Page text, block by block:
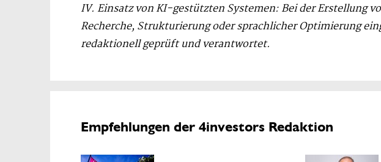
IV. Einsatz von KI-gestützten Systemen: Bei der Erstellung
Recherche, Strukturierung oder sprachlicher Optimierung
redaktionell geprüft und verantwortet.
Empfehlungen der 4investors Redaktion